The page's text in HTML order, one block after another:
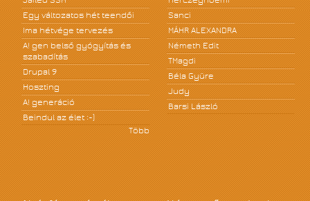
Egy változatos hét teendői
Ima hétvége tervezés
A! gen belső gyógyítás és
szabadítás
Drupal 9
Hoszting
A! generáció
Beindul az élet :-)
Több
Sanci
MÁHR ALEXANDRA
Németh Edit
TMagdi
Béla Gyüre
Judy
Barsi László